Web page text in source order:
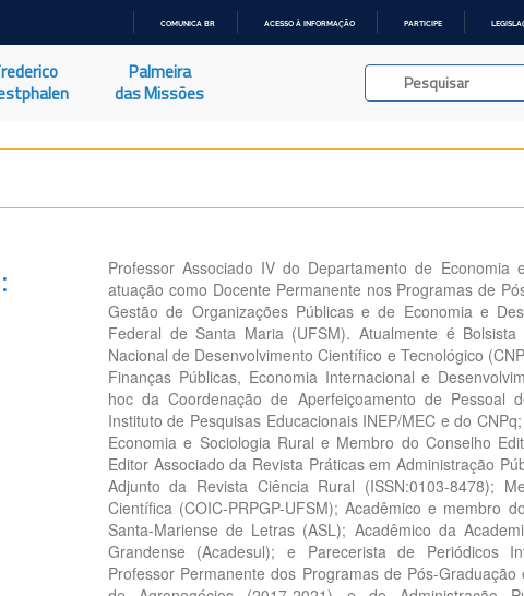
O
COMUNICA BR ACESSO À INFORMAÇÃO PARTICIPE
Palmeira
das Missões
Professor Associado IV do Departamento de Economia
atuação como Docente Permanente nos Programas de
Gestão de Organizações Públicas e de Economia e
Federal de Santa Maria (UFSM). Atualmente é
Nacional de Desenvolvimento Científico e Tecnológico
Finanças Públicas, Economia Internacional e
hoc da Coordenação de Aperfeiçoamento de Pessoal
Instituto de Pesquisas Educacionais INEP/MEC e do
Economia e Sociologia Rural e Membro do Conselho
Editor Associado da Revista Práticas em Administração
Adjunto da Revista Ciência Rural (ISSN:0103-8478);
Científica (COIC-PRPGP-UFSM); Acadêmico e membro
Santa-Mariense de Letras (ASL); Acadêmico da
Grandense (Acadesul); e Parecerista de Periódicos
Professor Permanente dos Programas de Pós-